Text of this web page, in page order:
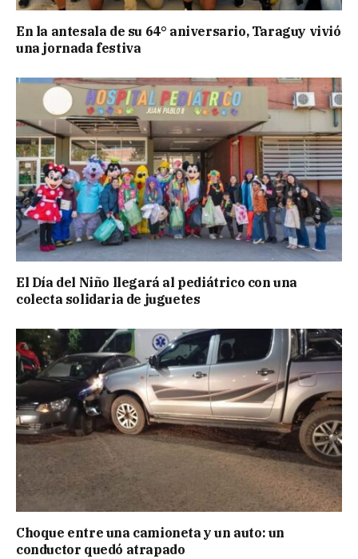
En la antesala de su 64° aniversario, Taraguy vivió
una jornada festiva
El Día del Niño llegará al pediátrico con una
colecta solidaria de juguetes
Choque entre una camioneta y un auto: un
conductor quedó atrapado